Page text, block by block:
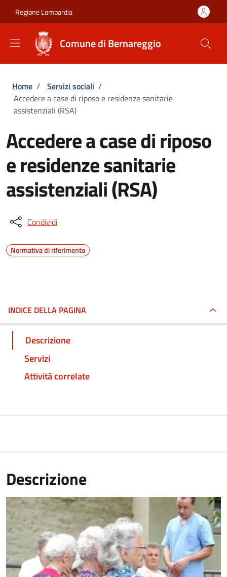
Regione Lombardia
Comune di Bernareggio
Briciole di pane
Home / Servizi sociali /
Accedere a case di riposo e residenze sanitarie
assistenziali (RSA)
Accedere a case di riposo
e residenze sanitarie
assistenziali (RSA)
Condividi
Normativa di riferimento
INDICE DELLA PAGINA
Descrizione
Servizi
Attività correlate
Descrizione